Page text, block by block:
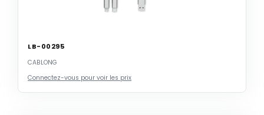
LB-00295
CABLONG
Connectez-vous pour voir les prix